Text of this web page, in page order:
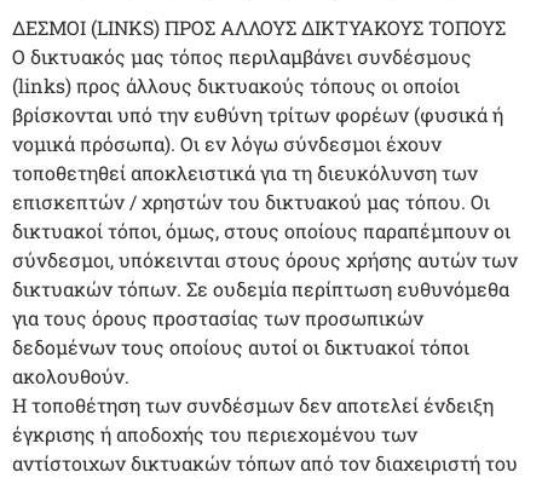
ΔΕΣΜΟΙ (LINKS) ΠΡΟΣ ΑΛΛΟΥΣ ΔΙΚΤΥΑΚΟΥΣ ΤΟΠΟΥΣ
Ο δικτυακός μας τόπος περιλαμβάνει συνδέσμους
(links) προς άλλους δικτυακούς τόπους οι οποίοι
βρίσκονται υπό την ευθύνη τρίτων φορέων (φυσικά ή
νομικά πρόσωπα). Οι εν λόγω σύνδεσμοι έχουν
τοποθετηθεί αποκλειστικά για τη διευκόλυνση των
επισκεπτών / χρηστών του δικτυακού μας τόπου. Οι
δικτυακοί τόποι, όμως, στους οποίους παραπέμπουν οι
σύνδεσμοι, υπόκεινται στους όρους χρήσης αυτών των
δικτυακών τόπων. Σε ουδεμία περίπτωση ευθυνόμεθα
για τους όρους προστασίας των προσωπικών
δεδομένων τους οποίους αυτοί οι δικτυακοί τόποι
ακολουθούν.
Η τοποθέτηση των συνδέσμων δεν αποτελεί ένδειξη
έγκρισης ή αποδοχής του περιεχομένου των
αντίστοιχων δικτυακών τόπων από τον διαχειριστή του